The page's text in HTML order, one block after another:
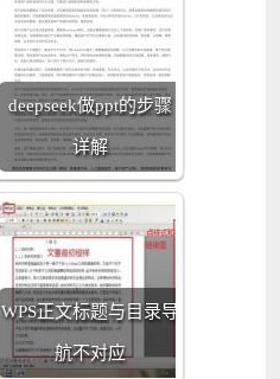
deepseek做ppt的步骤
详解
WPS正文标题与目录导
航不对应